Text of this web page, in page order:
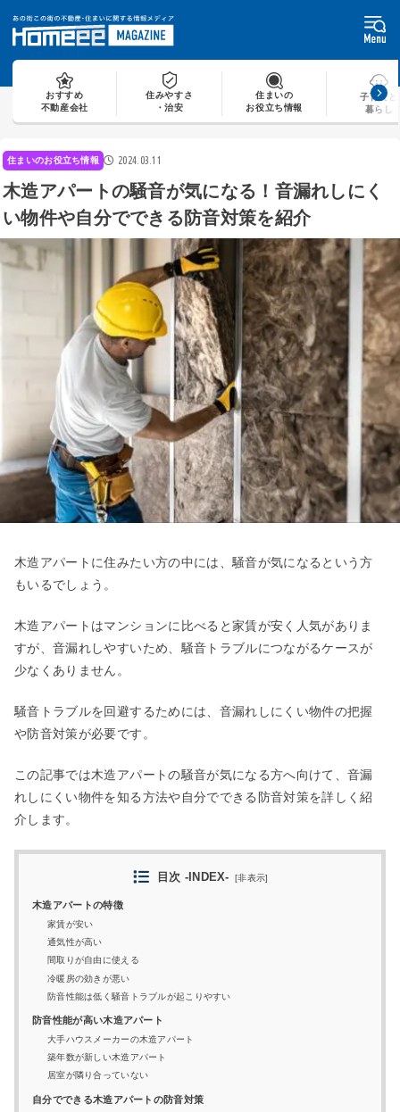
おすすめ
不動産会社
住みやすさ
・治安
住まいの
お役立ち情報
子育てと
暮らし
住まいのお役立ち情報 2024.03.11
木造アパートの騒音が気になる！音漏れしにく
い物件や自分でできる防音対策を紹介
木造アパートに住みたい方の中には、騒音が気になるという方
もいるでしょう。
木造アパートはマンションに比べると家賃が安く人気がありま
すが、音漏れしやすいため、騒音トラブルにつながるケースが
少なくありません。
騒音トラブルを回避するためには、音漏れしにくい物件の把握
や防音対策が必要です。
この記事では木造アパートの騒音が気になる方へ向けて、音漏
れしにくい物件を知る方法や自分でできる防音対策を詳しく紹
介します。
目次 -INDEX- [非表示]
木造アパートの特徴
家賃が安い
通気性が高い
間取りが自由に使える
冷暖房の効きが悪い
防音性能は低く騒音トラブルが起こりやすい
防音性能が高い木造アパート
大手ハウスメーカーの木造アパート
築年数が新しい木造アパート
居室が隣り合っていない
自分でできる木造アパートの防音対策